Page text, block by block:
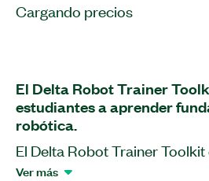
Cargando precios
El Delta Robot Trainer
estudiantes a aprender
robótica.
El Delta Robot Trainer
software para LabVIEW.
Ver más